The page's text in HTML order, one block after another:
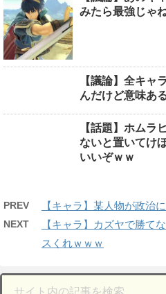
みたら最強じゃ
【議論】全キャ
んだけど意味あ
【話題】ホムラ
ないと置いてけ
いいぞｗｗ
PREV 【キャラ】某人物が政治
NEXT
【キャラ】カズヤで勝て
スくれｗｗｗ